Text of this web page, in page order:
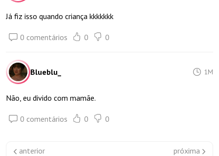
Já fiz isso quando criança kkkkkkk
0 comentários 0 0
Blueblu_ 1M
Não, eu divido com mamãe.
0 comentários 0 0
anterior
próxima